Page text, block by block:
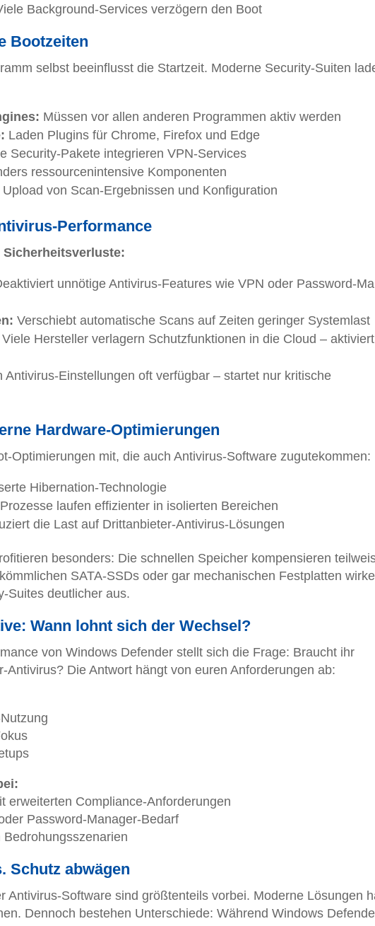
Background-Services verzögern den Boot
Bootzeiten
selbst beeinflusst die Startzeit. Moderne Security-Suiten
Müssen vor allen anderen Programmen aktiv werden
Laden Plugins für Chrome, Firefox und Edge
Security-Pakete integrieren VPN-Services
ressourcenintensive Komponenten
Upload von Scan-Ergebnissen und Konfiguration
Performance
unnötige Antivirus-Features wie VPN oder Password-
Verschiebt automatische Scans auf Zeiten geringer Systemlast
Viele Hersteller verlagern Schutzfunktionen in die Cloud –
Antivirus-Einstellungen oft verfügbar – startet nur kritische
Hardware-Optimierungen
Optimierungen mit, die auch Antivirus-Software zugutekommen:
Hibernation-Technologie
laufen effizienter in isolierten Bereichen
die Last auf Drittanbieter-Antivirus-Lösungen
besonders: Die schnellen Speicher kompensieren
SATA-SSDs oder gar mechanischen Festplatten
Suites deutlicher aus.
Wann lohnt sich der Wechsel?
von Windows Defender stellt sich die Frage: Braucht ihr
Antivirus? Die Antwort hängt von euren Anforderungen ab:
erweiterten Compliance-Anforderungen
Password-Manager-Bedarf
Schutz abwägen
Antivirus-Software sind größtenteils vorbei. Moderne Lösungen
Dennoch bestehen Unterschiede: Während Windows